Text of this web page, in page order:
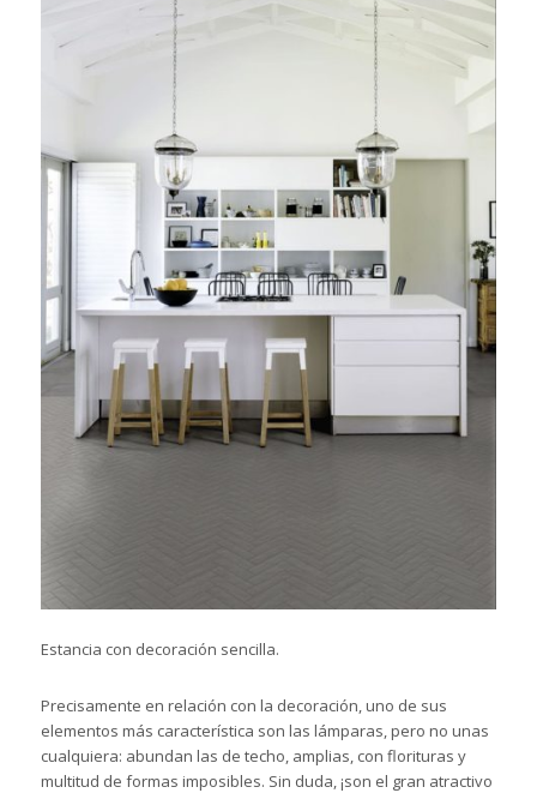
Estancia con decoración sencilla.
Precisamente en relación con la decoración, uno de sus
elementos más característica son las lámparas, pero no unas
cualquiera: abundan las de techo, amplias, con florituras y
multitud de formas imposibles. Sin duda, ¡son el gran atractivo